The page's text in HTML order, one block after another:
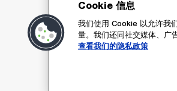
Cookie 信息
我们使用 Cookie 以允许我
量。我们还同社交媒体、广
查看我们的隐私政策